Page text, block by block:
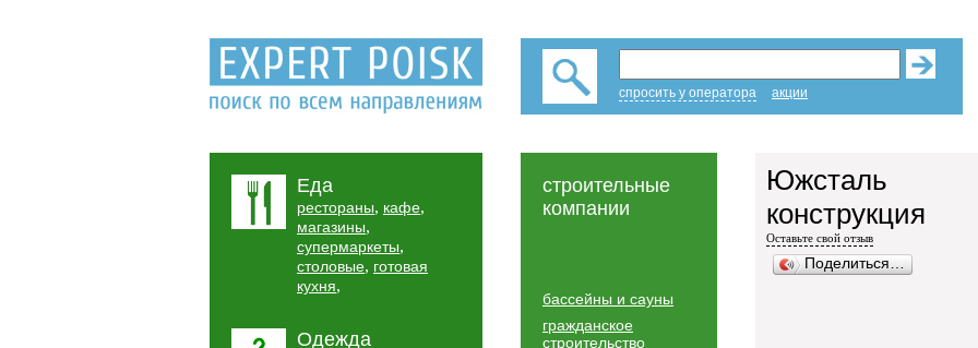
спросить у оператора акции
Еда
рестораны, кафе,
магазины,
супермаркеты,
столовые, готовая
кухня,
Одежда
строительные
компании
бассейны и сауны
гражданское
строительство
Южсталь
конструкция
Оставьте свой отзыв
Поделиться…